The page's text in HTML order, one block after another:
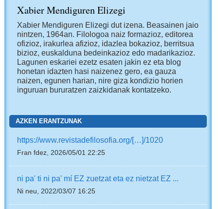
Xabier Mendiguren Elizegi
Xabier Mendiguren Elizegi dut izena. Beasainen jaio
nintzen, 1964an. Filologoa naiz formazioz, editorea
ofizioz, irakurlea afizioz, idazlea bokazioz, berritsua
bizioz, euskalduna bedeinkazioz edo madarikazioz.
Lagunen eskariei ezetz esaten jakin ez eta blog
honetan idazten hasi naizenez gero, ea gauza
naizen, egunen harian, nire giza kondizio horien
inguruan bururatzen zaizkidanak kontatzeko.
AZKEN ERANTZUNAK
https://www.revistadefilosofia.org/[…]/1020
Fran fdez, 2026/05/01 22:25
ni pa' ti ni pa' mí EZ zuetzat eta ez nietzat EZ ...
Ni neu, 2022/03/07 16:25